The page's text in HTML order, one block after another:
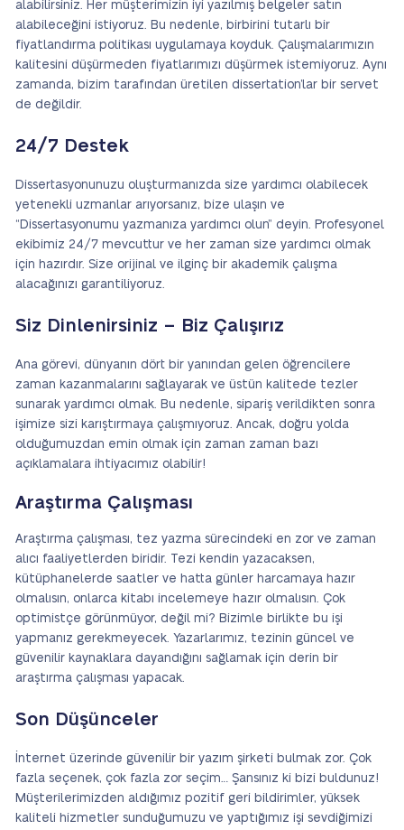
alabilirsiniz. Her müşterimizin iyi yazılmış belgeler satın
alabileceğini istiyoruz. Bu nedenle, birbirini tutarlı bir
fiyatlandırma politikası uygulamaya koyduk. Çalışmalarımızın
kalitesini düşürmeden fiyatlarımızı düşürmek istemiyoruz. Aynı
zamanda, bizim tarafından üretilen dissertation’lar bir servet
de değildir.
24/7 Destek
Dissertasyonunuzu oluşturmanızda size yardımcı olabilecek
yetenekli uzmanlar arıyorsanız, bize ulaşın ve
“Dissertasyonumu yazmanıza yardımcı olun” deyin. Profesyonel
ekibimiz 24/7 mevcuttur ve her zaman size yardımcı olmak
için hazırdır. Size orijinal ve ilginç bir akademik çalışma
alacağınızı garantiliyoruz.
Siz Dinlenirsiniz – Biz Çalışırız
Ana görevi, dünyanın dört bir yanından gelen öğrencilere
zaman kazanmalarını sağlayarak ve üstün kalitede tezler
sunarak yardımcı olmak. Bu nedenle, sipariş verildikten sonra
işimize sizi karıştırmaya çalışmıyoruz. Ancak, doğru yolda
olduğumuzdan emin olmak için zaman zaman bazı
açıklamalara ihtiyacımız olabilir!
Araştırma Çalışması
Araştırma çalışması, tez yazma sürecindeki en zor ve zaman
alıcı faaliyetlerden biridir. Tezi kendin yazacaksen,
kütüphanelerde saatler ve hatta günler harcamaya hazır
olmalısın, onlarca kitabı incelemeye hazır olmalısın. Çok
optimistçe görünmüyor, değil mi? Bizimle birlikte bu işi
yapmanız gerekmeyecek. Yazarlarımız, tezinin güncel ve
güvenilir kaynaklara dayandığını sağlamak için derin bir
araştırma çalışması yapacak.
Son Düşünceler
İnternet üzerinde güvenilir bir yazım şirketi bulmak zor. Çok
fazla seçenek, çok fazla zor seçim… Şansınız ki bizi buldunuz!
Müşterilerimizden aldığımız pozitif geri bildirimler, yüksek
kaliteli hizmetler sunduğumuzu ve yaptığımız işi sevdiğimizi